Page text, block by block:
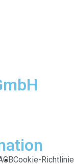
Cook­ie-Richtlin­ie